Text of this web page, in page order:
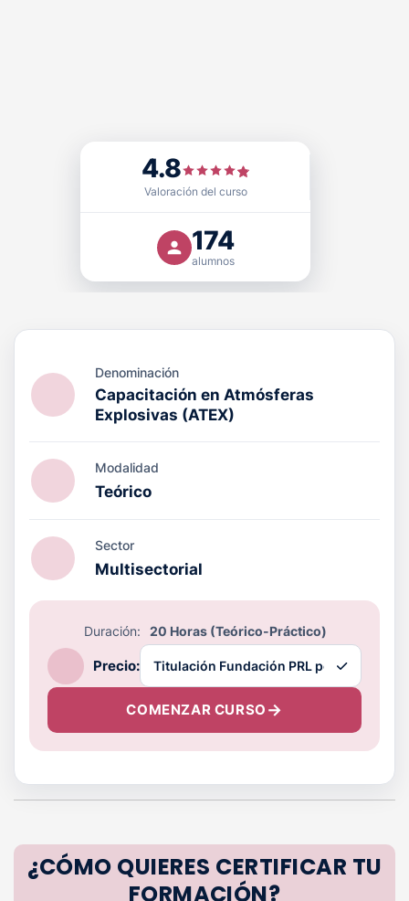
4.8
Valoración del curso
174
alumnos
FUNDACIÓN PRL cuenta con el
Sello de Calidad
, otorgado por
Doctrina Qualitas (DQ)
de la seguridad y salud laboral, con validez
Denominación
Capacitación en Atmósferas
Explosivas (ATEX)
Modalidad
Teórico
Sector
Multisectorial
Duración: 20 Horas (Teórico-Práctico)
Precio:
COMENZAR CURSO
¿CÓMO QUIERES CERTIFICAR TU
FORMACIÓN?